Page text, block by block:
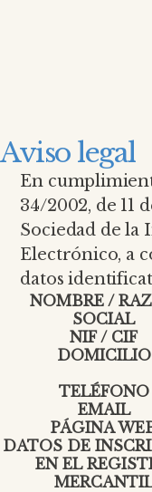
Aviso legal
En
34/2002, de 11
Sociedad de
Electrónico, a
datos
NOMBRE /
SOCIAL
NIF / CIF
DOMICILIO
TELÉFONO
EMAIL
PÁGINA
DATOS DE
EN EL